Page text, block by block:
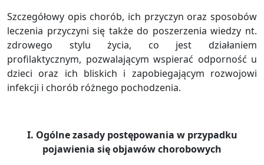
Szczegółowy opis chorób, ich przyczyn oraz sposobów
leczenia przyczyni się także do poszerzenia wiedzy nt.
zdrowego stylu życia, co jest działaniem
profilaktycznym, pozwalającym wspierać odporność u
dzieci oraz ich bliskich i zapobiegającym rozwojowi
infekcji i chorób różnego pochodzenia.
I. Ogólne zasady postępowania w przypadku
pojawienia się objawów chorobowych